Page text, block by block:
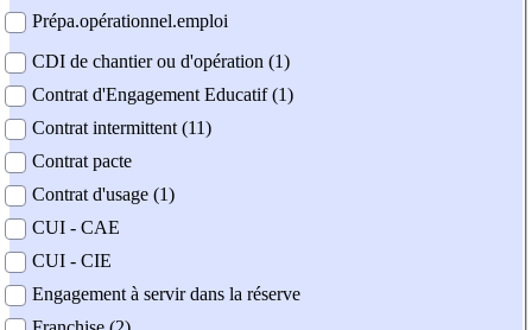
Prépa.opérationnel.emploi
CDI de chantier ou d'opération (1)
Contrat d'Engagement Educatif (1)
Contrat intermittent (11)
Contrat pacte
Contrat d'usage (1)
CUI - CAE
CUI - CIE
Engagement à servir dans la réserve